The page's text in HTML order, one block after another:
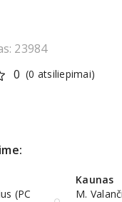
23984
0 (0 atsiliepimai)
(PC
Kaunas
M.